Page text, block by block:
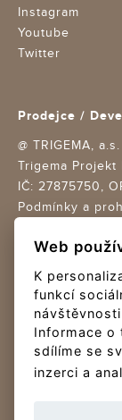
Instagram
Youtube
Twitter
Prodejce /
@ TRIGEMA,
Trigema Projekt
IČ: 27875750,
Podmínky a
Design
Realizace a
Online Platby
Platby
bránou Gopay.
Web
K
funkcí
Informace o
sdílíme se
inzerci a